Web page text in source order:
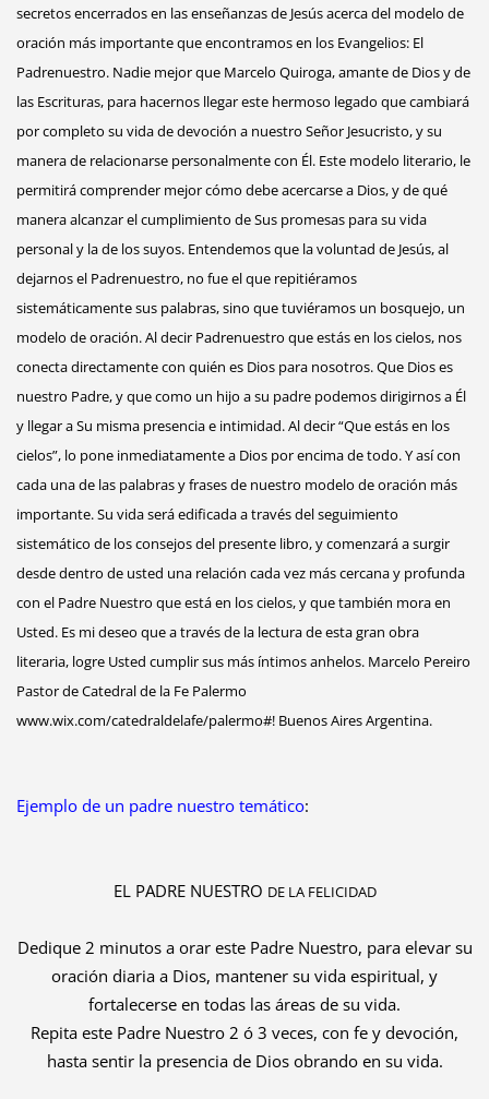
secretos encerrados en las enseñanzas de Jesús acerca del modelo de
oración más importante que encontramos en los Evangelios: El
Padrenuestro. Nadie mejor que Marcelo Quiroga, amante de Dios y de
las Escrituras, para hacernos llegar este hermoso legado que cambiará
por completo su vida de devoción a nuestro Señor Jesucristo, y su
manera de relacionarse personalmente con Él. Este modelo literario, le
permitirá comprender mejor cómo debe acercarse a Dios, y de qué
manera alcanzar el cumplimiento de Sus promesas para su vida
personal y la de los suyos. Entendemos que la voluntad de Jesús, al
dejarnos el Padrenuestro, no fue el que repitiéramos
sistemáticamente sus palabras, sino que tuviéramos un bosquejo, un
modelo de oración. Al decir Padrenuestro que estás en los cielos, nos
conecta directamente con quién es Dios para nosotros. Que Dios es
nuestro Padre, y que como un hijo a su padre podemos dirigirnos a Él
y llegar a Su misma presencia e intimidad. Al decir “Que estás en los
cielos”, lo pone inmediatamente a Dios por encima de todo. Y así con
cada una de las palabras y frases de nuestro modelo de oración más
importante. Su vida será edificada a través del seguimiento
sistemático de los consejos del presente libro, y comenzará a surgir
desde dentro de usted una relación cada vez más cercana y profunda
con el Padre Nuestro que está en los cielos, y que también mora en
Usted. Es mi deseo que a través de la lectura de esta gran obra
literaria, logre Usted cumplir sus más íntimos anhelos. Marcelo Pereiro
Pastor de Catedral de la Fe Palermo
www.wix.com/catedraldelafe/palermo#! Buenos Aires Argentina.
Ejemplo de un padre nuestro temático:
EL PADRE NUESTRO DE LA FELICIDAD
Dedique 2 minutos a orar este Padre Nuestro, para elevar su
oración diaria a Dios, mantener su vida espiritual, y
fortalecerse en todas las áreas de su vida.
Repita este Padre Nuestro 2 ó 3 veces, con fe y devoción,
hasta sentir la presencia de Dios obrando en su vida.